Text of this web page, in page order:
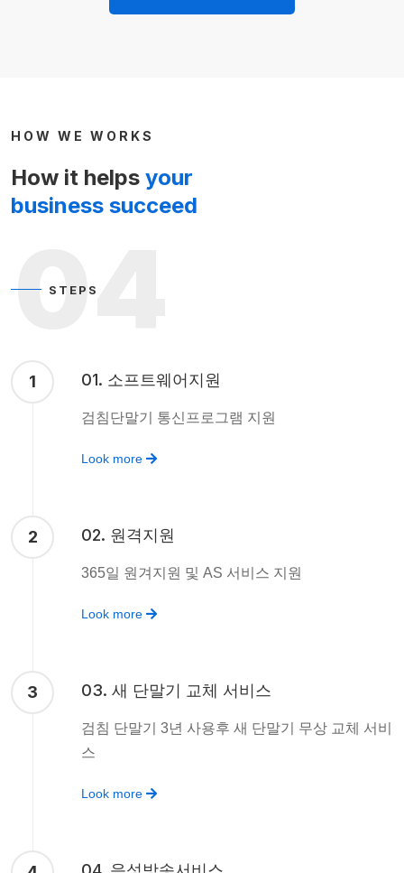
HOW WE WORKS
How it helps your
business succeed
04
STEPS
1 01. 소프트웨어지원
검침단말기 통신프로그램 지원
Look more
2 02. 원격지원
365일 원겨지원 및 AS 서비스 지원
Look more
3 03. 새 단말기 교체 서비스
검침 단말기 3년 사용후 새 단말기 무상 교체 서비
스
Look more